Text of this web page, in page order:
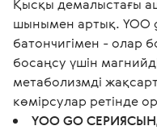
Қысқы демалыстағы
шынымен артық. YOO
батончигімен - олар
босаңсу үшін
метаболизмді
көмірсулар ретінде
YOO GO